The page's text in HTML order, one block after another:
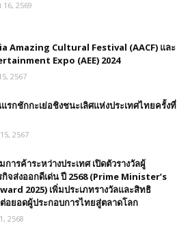
2569
Amazing Cultural Festival (AACF) และ
Expo (AEE) 2024
2567
รกชักกะเย่อชิงชนะเลิศแห่งประเทศไทยครั้งที่
2567
การค้าระหว่างประเทศ เปิดตัวรางวัลผู้
จส่งออกดีเด่น ปี 2568 (Prime Minister’s
2025) เพิ่มประเภทรางวัลและสิทธิ
อยอดผู้ประกอบการไทยสู่ตลาดโลก
2568